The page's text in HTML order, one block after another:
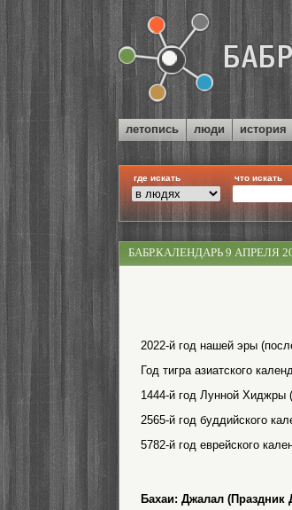
летопись люди история
где искать что искать
БАБР.КАЛЕНДАРЬ 9 АПРЕЛЯ
2022-й год нашей эры
Год тигра азиатского
1444-й год Лунной Хиджры
2565-й год буддийского
5782-й год еврейского
Бахаи: Джалал (Праздник